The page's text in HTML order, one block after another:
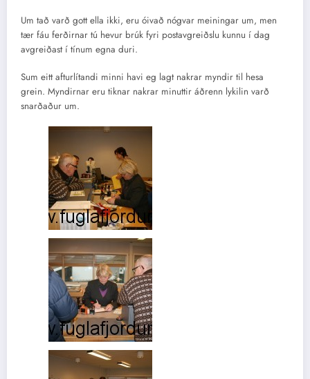
Um tað varð gott ella ikki, eru óivað nógvar meiningar um, men
tær fáu ferðirnar tú hevur brúk fyri postavgreiðslu kunnu í dag
avgreiðast í tínum egna duri.
Sum eitt afturlítandi minni havi eg lagt nakrar myndir til hesa
grein. Myndirnar eru tiknar nakrar minuttir áðrenn lykilin varð
snarðaður um.